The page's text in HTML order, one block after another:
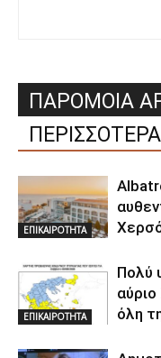
ΠΑΡΟΜΟΙΑ
ΕΠΙΚΑΙΡΟΤΗΤΑ
ΕΠΙΚΑΙΡΟΤΗΤΑ
Πολύ
όλη